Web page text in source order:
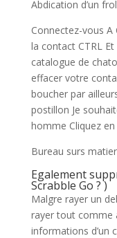
Abdication d’un
Connectez-vous
la contact CTRL
catalogue de
effacer votre
boucher par
postillon Je
homme Cliquez
Bureau surs
Egalement
Scrabble Go ? )
Malgre rayer un
rayer tout comme
informations d’un